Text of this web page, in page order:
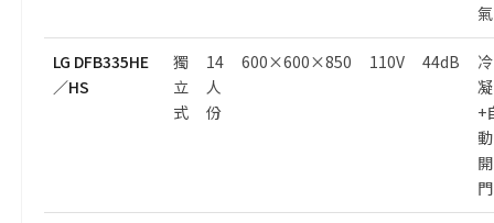
氣
LG DFB335HE
／HS
獨
立
式
14
人
份
600×600×850 110V 44dB
冷
凝
+
動
開
門